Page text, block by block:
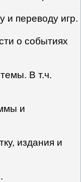
и переводу игр.
о событиях
В т.ч.
и
издания и